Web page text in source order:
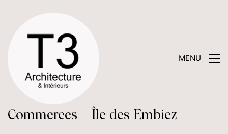
MENU
Commerces – Île des Embiez